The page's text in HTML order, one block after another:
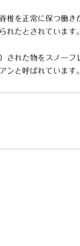
椎を正常に保つ働き
れたとされています。
された物をスノーフ
ンと呼ばれています。